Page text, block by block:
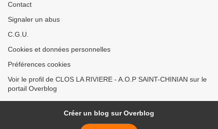
Contact
Signaler un abus
C.G.U.
Cookies et données personnelles
Préférences cookies
Voir le profil de CLOS LA RIVIERE - A.O.P SAINT-CHINIAN sur le
portail Overblog
Créer un blog sur Overblog